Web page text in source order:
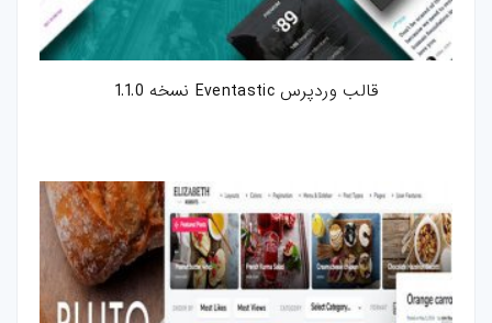
قالب وردپرس Eventastic نسخه 1.1.0